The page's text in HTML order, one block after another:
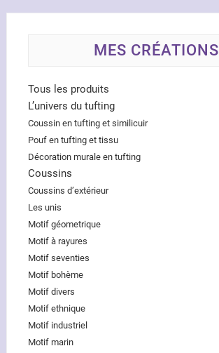
MES CRÉATIONS
Tous les produits
L’univers du tufting
Coussin en tufting et similicuir
Pouf en tufting et tissu
Décoration murale en tufting
Coussins
Coussins d’extérieur
Les unis
Motif géometrique
Motif à rayures
Motif seventies
Motif bohème
Motif divers
Motif ethnique
Motif industriel
Motif marin